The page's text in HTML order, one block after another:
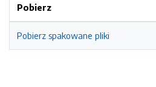
Pobierz
Pobierz spakowane pliki